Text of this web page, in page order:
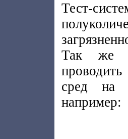
Тест-
Так же
сред на
например: